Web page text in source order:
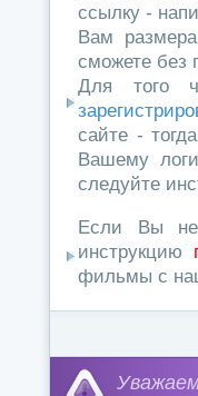
ссылку -
Вам
сможете без
Для того
сайте -
Вашему
следуйте
Если Вы не
инструкцию
фильмы с